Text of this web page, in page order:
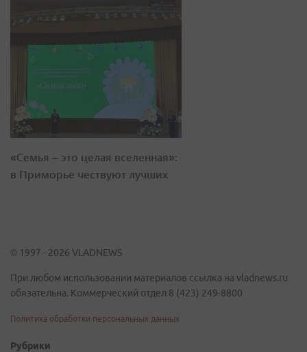
«Семья – это целая вселенная»:
в Приморье чествуют лучших
© 1997 - 2026 VLADNEWS
При любом использовании материалов ссылка на vladnews.ru
обязательна. Коммерческий отдел 8 (423) 249-8800
Политика обработки персональных данных
Рубрики